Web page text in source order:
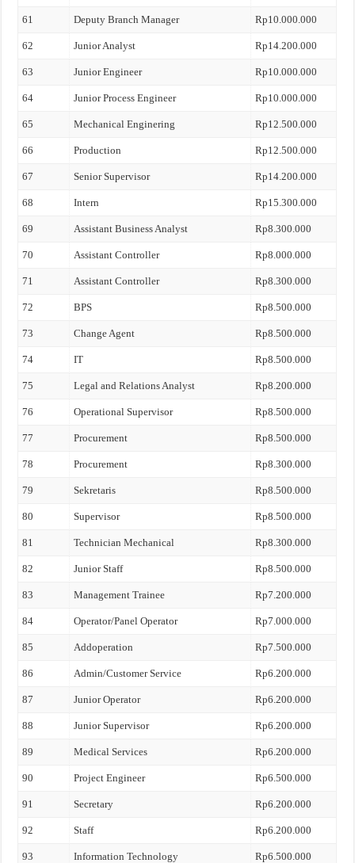
61 Deputy Branch Manager Rp10.000.000
62 Junior Analyst Rp14.200.000
63 Junior Engineer Rp10.000.000
64 Junior Process Engineer Rp10.000.000
65 Mechanical Enginering Rp12.500.000
66 Production Rp12.500.000
67 Senior Supervisor Rp14.200.000
68 Intern Rp15.300.000
69 Assistant Business Analyst Rp8.300.000
70 Assistant Controller Rp8.000.000
71 Assistant Controller Rp8.300.000
72 BPS Rp8.500.000
73 Change Agent Rp8.500.000
74 IT Rp8.500.000
75 Legal and Relations Analyst Rp8.200.000
76 Operational Supervisor Rp8.500.000
77 Procurement Rp8.500.000
78 Procurement Rp8.300.000
79 Sekretaris Rp8.500.000
80 Supervisor Rp8.500.000
81 Technician Mechanical Rp8.300.000
82 Junior Staff Rp8.500.000
83 Management Trainee Rp7.200.000
84 Operator/Panel Operator Rp7.000.000
85 Addoperation Rp7.500.000
86 Admin/Customer Service Rp6.200.000
87 Junior Operator Rp6.200.000
88 Junior Supervisor Rp6.200.000
89 Medical Services Rp6.200.000
90 Project Engineer Rp6.500.000
91 Secretary Rp6.200.000
92 Staff Rp6.200.000
93 Information Technology Rp6.500.000